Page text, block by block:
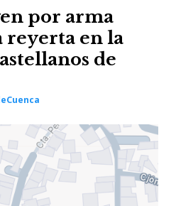
por arma
reyerta en la
de